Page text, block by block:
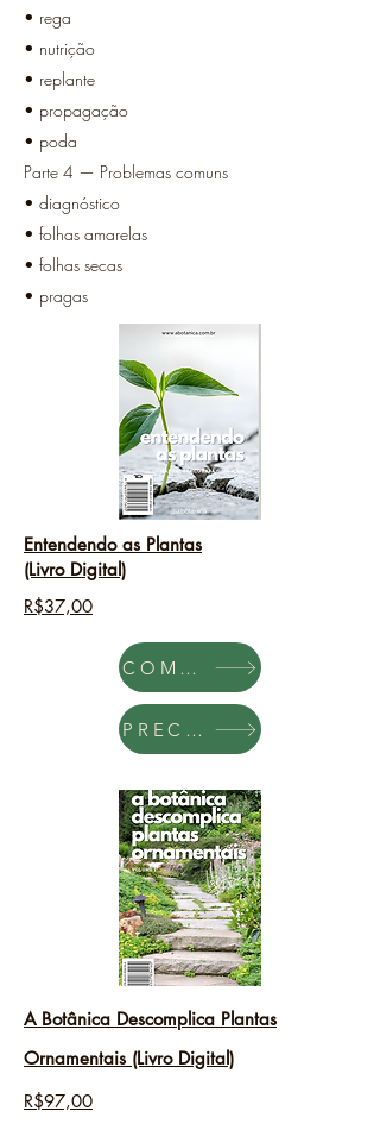
• rega
• nutrição
• replante
• propagação
• poda
Parte 4 — Problemas comuns
• diagnóstico
• folhas amarelas
• folhas secas
• pragas
Entendendo as Plantas
(Livro Digital)
R$37,00
COMPRAR
PRECISO
A Botânica Descomplica Plantas
Ornamentais (Livro Digital)
R$97,00